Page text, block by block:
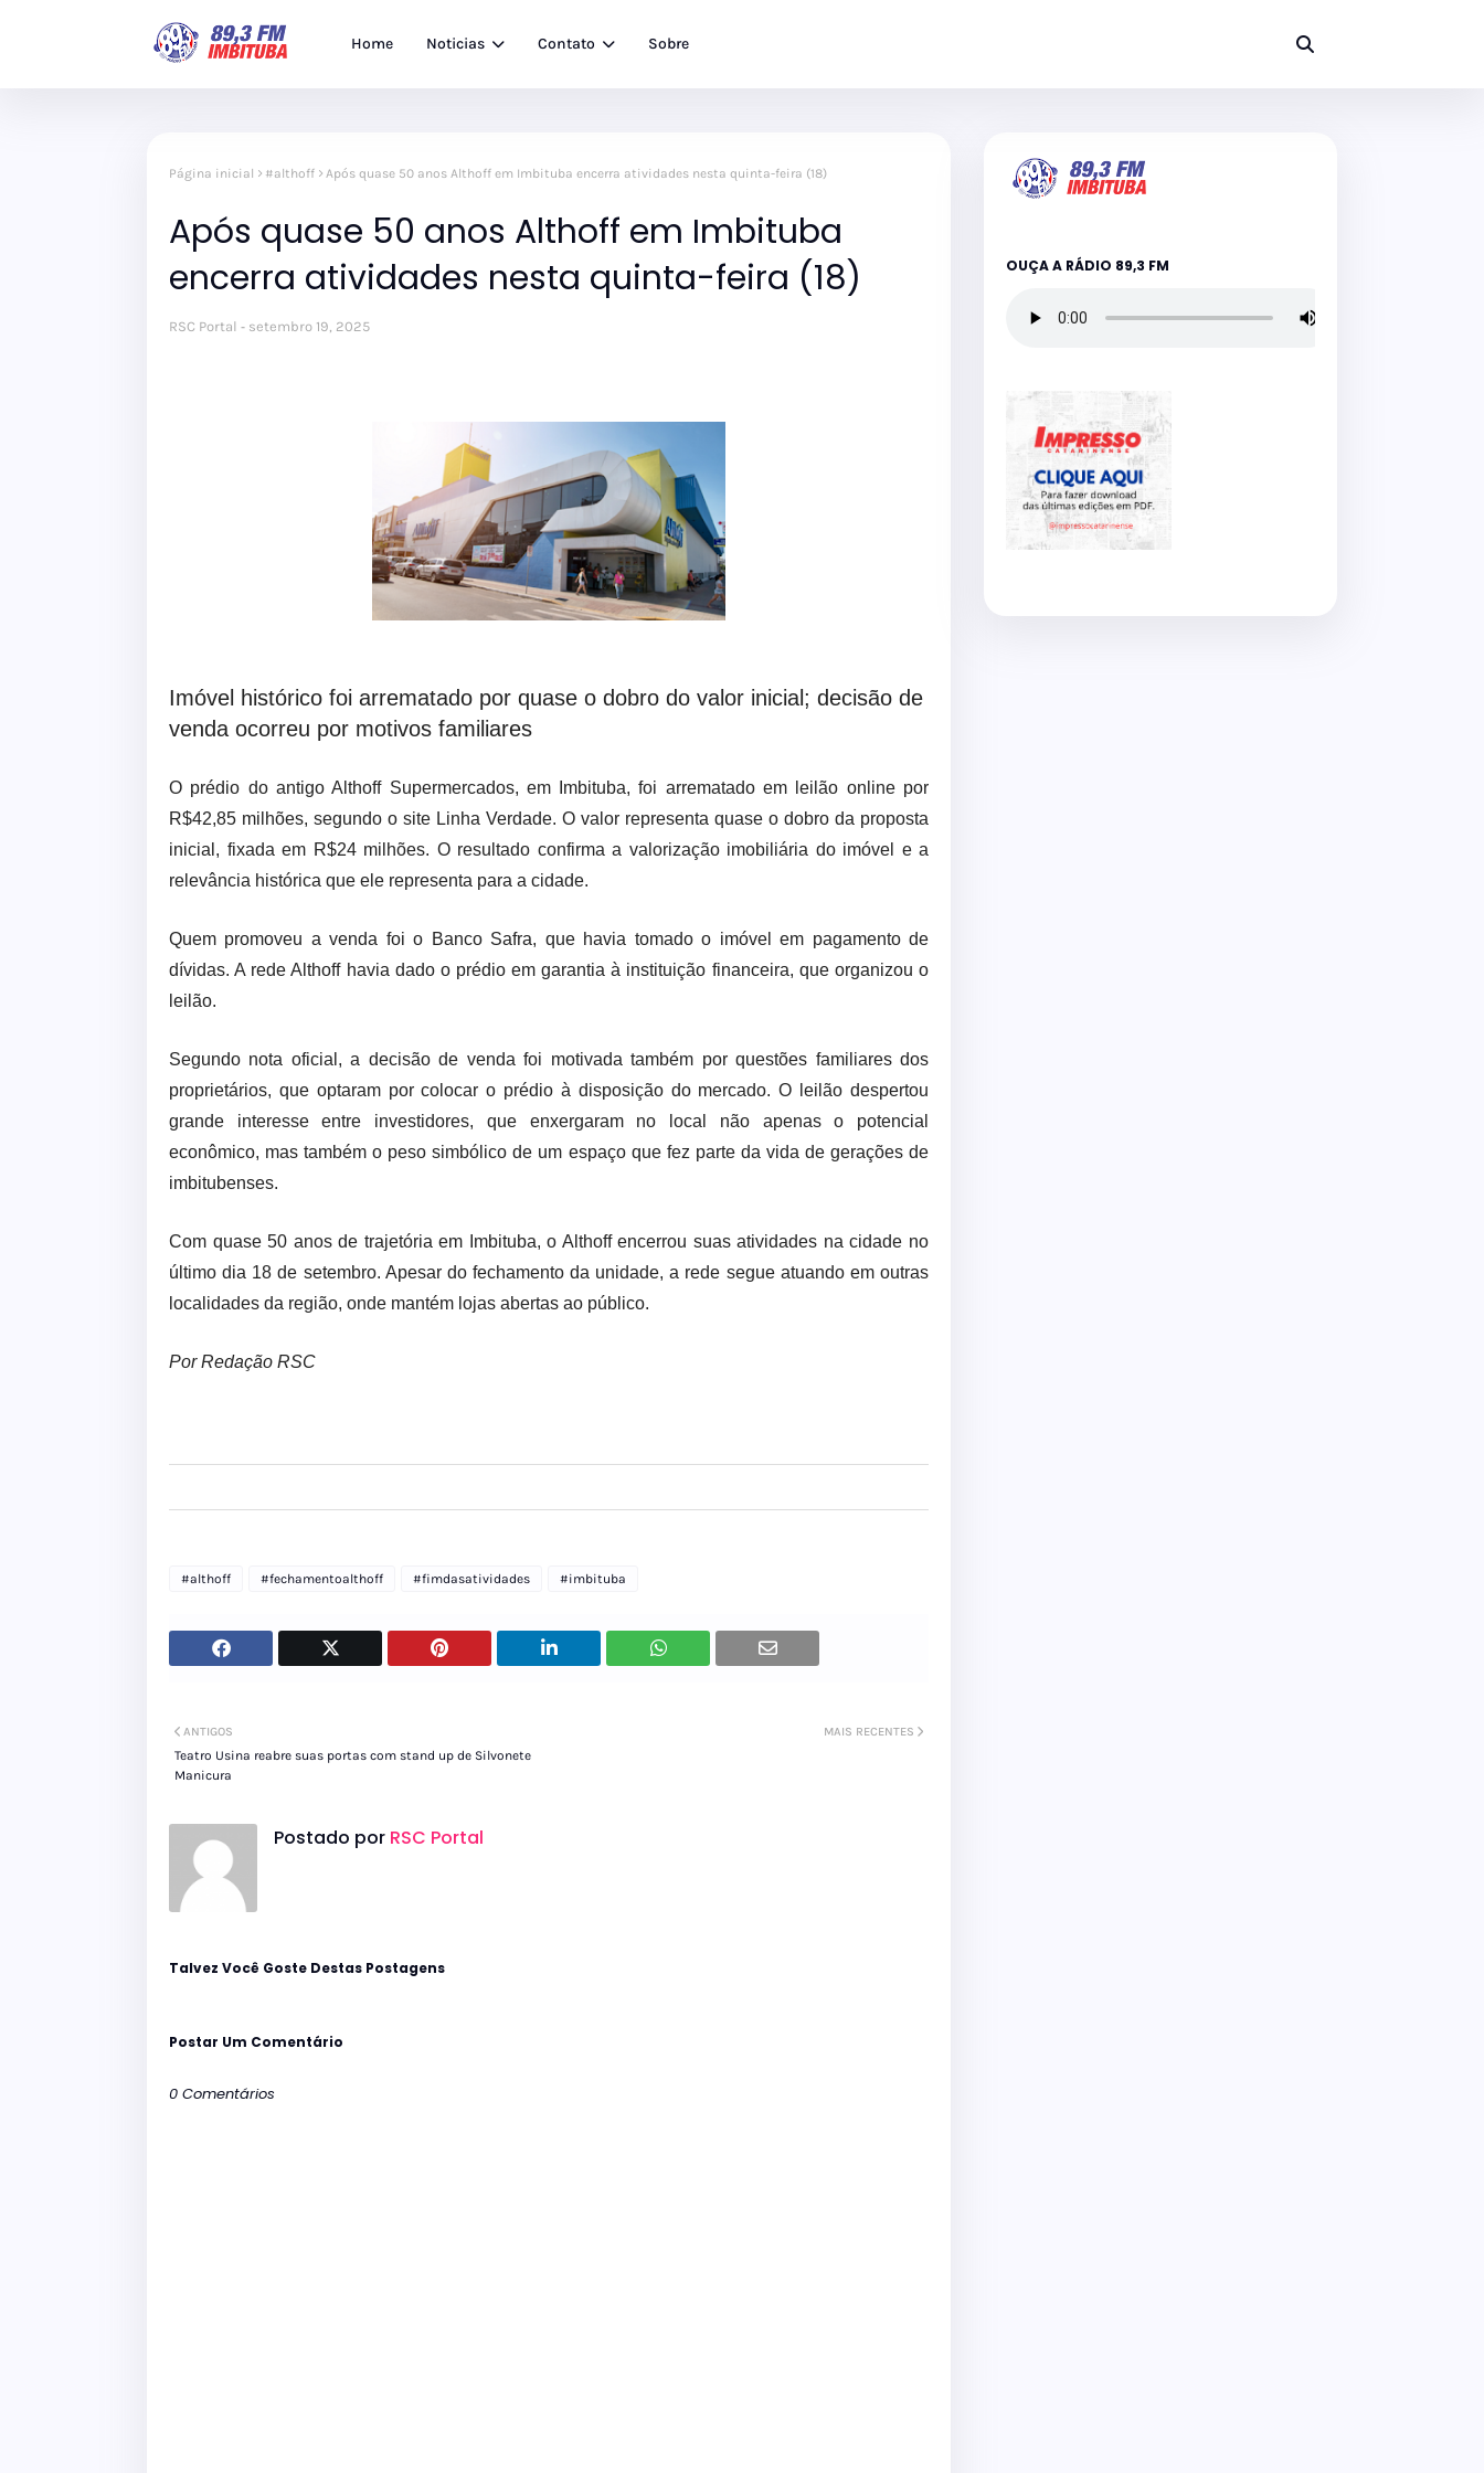
Home Noticias Contato Sobre
Página inicial #althoff Após quase 50 anos Althoff em Imbituba encerra atividades nesta quinta-feira (18)
Após quase 50 anos Althoff em Imbituba
encerra atividades nesta quinta-feira (18)
RSC Portal setembro 19, 2025
Imóvel histórico foi arrematado por quase o dobro do valor inicial; decisão de
venda ocorreu por motivos familiares
O prédio do antigo Althoff Supermercados, em Imbituba, foi arrematado em leilão online por
R$42,85 milhões, segundo o site Linha Verdade. O valor representa quase o dobro da proposta
inicial, fixada em R$24 milhões. O resultado confirma a valorização imobiliária do imóvel e a
relevância histórica que ele representa para a cidade.
Quem promoveu a venda foi o Banco Safra, que havia tomado o imóvel em pagamento de
dívidas. A rede Althoff havia dado o prédio em garantia à instituição financeira, que organizou o
leilão.
Segundo nota oficial, a decisão de venda foi motivada também por questões familiares dos
proprietários, que optaram por colocar o prédio à disposição do mercado. O leilão despertou
grande interesse entre investidores, que enxergaram no local não apenas o potencial
econômico, mas também o peso simbólico de um espaço que fez parte da vida de gerações de
imbitubenses.
Com quase 50 anos de trajetória em Imbituba, o Althoff encerrou suas atividades na cidade no
último dia 18 de setembro. Apesar do fechamento da unidade, a rede segue atuando em outras
localidades da região, onde mantém lojas abertas ao público.
Por Redação RSC
#althoff #fechamentoalthoff #fimdasatividades #imbituba
MAIS RECENTES
ANTIGOS
Teatro Usina reabre suas portas com stand up de Silvonete
Manicura
Postado por RSC Portal
Talvez Você Goste Destas Postagens
Postar Um Comentário
0 Comentários
OUÇA A RÁDIO 89,3 FM